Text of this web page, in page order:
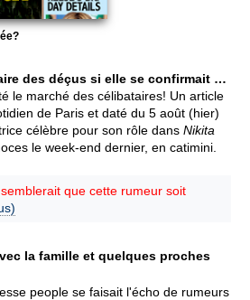
des déçus si elle se confirmait …
le marché des célibataires! Un article
de Paris et daté du 5 août (hier)
célèbre pour son rôle dans Nikita
le week-end dernier, en catimini.
que cette rumeur soit
la famille et quelques proches
people se faisait l'écho de rumeurs